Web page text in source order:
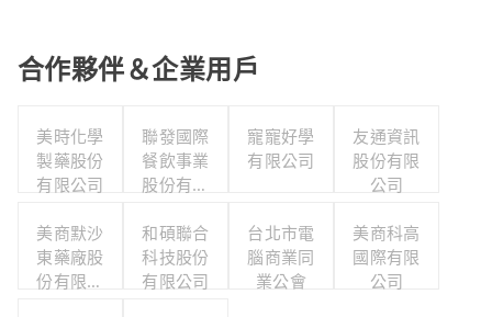
合作夥伴＆企業用戶
美時化學
製藥股份
有限公司
聯發國際
餐飲事業
股份有限
寵寵好學
有限公司
友通資訊
股份有限
公司
美商默沙
東藥廠股
份有限公
和碩聯合
科技股份
有限公司
台北市電
腦商業同
業公會
美商科高
國際有限
公司